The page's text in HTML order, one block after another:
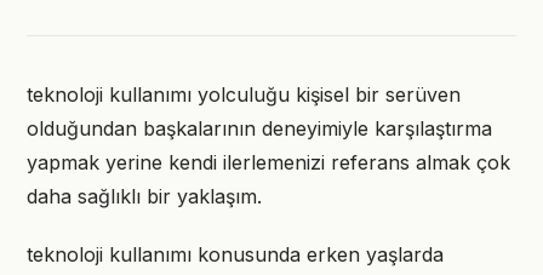
teknoloji kullanımı yolculuğu kişisel bir serüven
olduğundan başkalarının deneyimiyle karşılaştırma
yapmak yerine kendi ilerlemenizi referans almak çok
daha sağlıklı bir yaklaşım.
teknoloji kullanımı konusunda erken yaşlarda